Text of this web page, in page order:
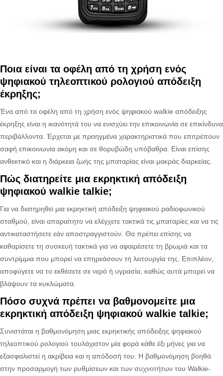
Ποια είναι τα οφέλη από τη χρήση ενός
ψηφιακού τηλεοπτικού ρολογιού απόδειξη
έκρηξης;
Ένα από τα οφέλη από τη χρήση ενός ψηφιακού walkie απόδειξης
έκρηξης είναι η ικανότητά του να ενισχύει την επικοινωνία σε επικίνδυνα
περιβάλλοντα. Έρχεται με προηγμένα χαρακτηριστικά που επιτρέπουν
σαφή επικοινωνία ακόμη και σε θορυβώδη υπόβαθρα. Είναι επίσης
ανθεκτικό και η διάρκεια ζωής της μπαταρίας είναι μακράς διαρκείας.
Πώς διατηρείτε μια εκρηκτική απόδειξη
ψηφιακού walkie talkie;
Για να διατηρηθεί μια εκρηκτική απόδειξη ψηφιακού ραδιοφωνικού
σταθμού, είναι απαραίτητο να ελέγχετε τακτικά τις μπαταρίες και να τις
αντικαταστήσετε εάν αποστραγγιστούν. Θα πρέπει επίσης να
καθαρίσετε τη συσκευή τακτικά για να αφαιρέσετε τη βρωμιά και τα
συντρίμμια που μπορεί να επηρεάσουν τη λειτουργία της. Επιπλέον,
αποφύγετε να το εκθέσετε σε νερό ή υγρασία, καθώς αυτά μπορεί να
βλάψουν τα κυκλώματα.
Πόσο συχνά πρέπει να βαθμονομείτε μια
εκρηκτική απόδειξη ψηφιακού walkie talkie;
Συνιστάται η βαθμονόμηση μιας εκρηκτικής απόδειξης ψηφιακού
τηλεοπτικού ρολογιού τουλάχιστον μία φορά κάθε έξι μήνες για να
εξασφαλιστεί η ακρίβεια και η απόδοσή του. Η βαθμονόμηση βοηθά
στην προσαρμογή των ρυθμίσεων και των συχνοτήτων του Walkie-